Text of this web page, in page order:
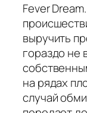
Fever
выручить
гораздо не
на рядах
случай